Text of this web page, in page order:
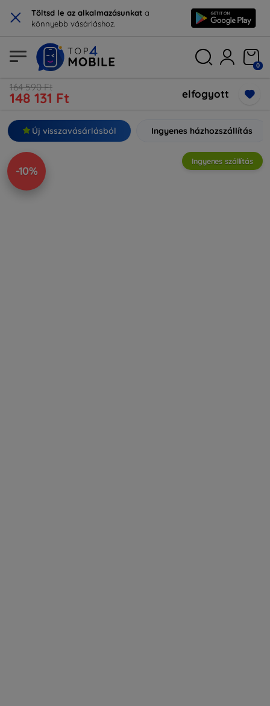
× Töltsd le az alkalmazásunkat a
könnyebb vásárláshoz.
0
164 590 Ft
148 131 Ft elfogyott
Új visszavásárlásból Ingyenes házhozszállítás
-10%
Ingyenes szállítás